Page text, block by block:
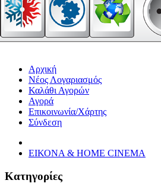
Αρχική
Νέος Λογαριασμός
Καλάθι Αγορών
Αγορά
Επικοινωνία/Χάρτης
Σύνδεση
ΕΙΚΟΝΑ & HOME CINEMA
Κατηγορίες